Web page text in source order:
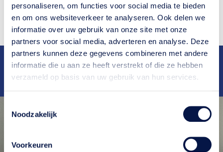
personaliseren, om functies voor social media te bieden
en om ons websiteverkeer te analyseren. Ook delen we
informatie over uw gebruik van onze site met onze
partners voor social media, adverteren en analyse. Deze
partners kunnen deze gegevens combineren met andere
informatie die u aan ze heeft verstrekt of die ze hebben
verzameld op basis van uw gebruik van hun services.
Noodzakelijk
Voorkeuren
aangepakt kunnen
worden.
Deskundig Ruim 25 jaar ervaring
Scherpetarieven